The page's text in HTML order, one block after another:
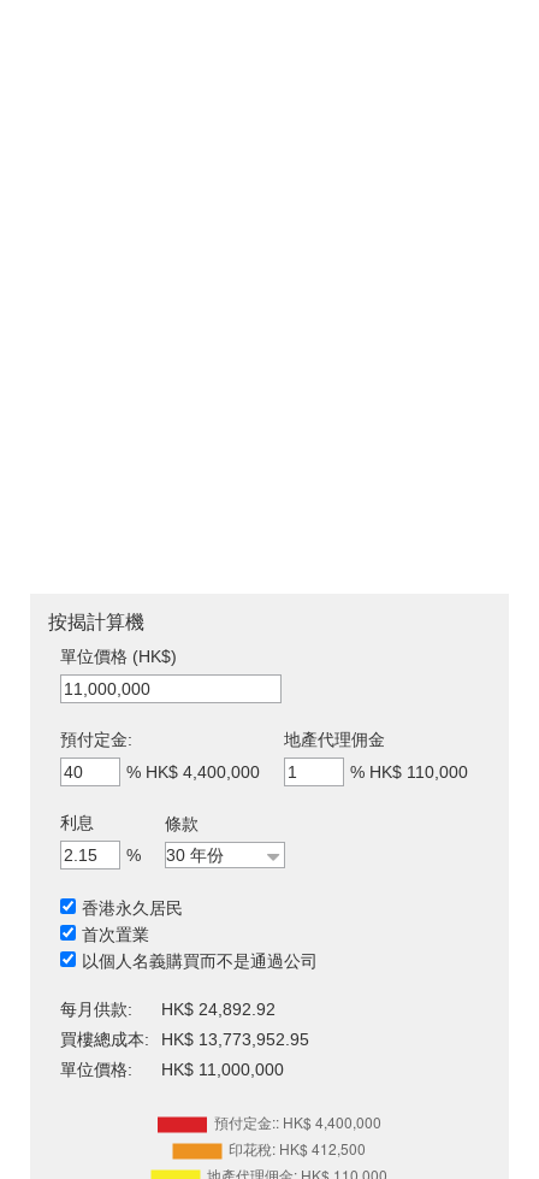
按揭計算機
單位價格 (HK$)
預付定金:
% HK$ 4,400,000
地產代理佣金
% HK$ 110,000
利息
%
條款
香港永久居民
首次置業
以個人名義購買而不是通過公司
每月供款:
HK$ 24,892.92
買樓總成本:
HK$ 13,773,952.95
單位價格:
HK$ 11,000,000